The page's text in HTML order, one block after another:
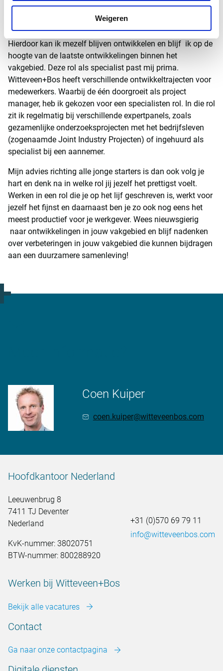
Weigeren
dat ik mijn werk bij Witteveen+Bos kan combineren met
één dag in de week werken aan de TU Delft. Hier geef ik
gastcolleges en begeleid studenten bij hun afstuderen.
Hierdoor kan ik mezelf blijven ontwikkelen en blijf ik op de
hoogte van de laatste ontwikkelingen binnen het
vakgebied. Deze rol als specialist past mij prima.
Witteveen+Bos heeft verschillende ontwikkeltrajecten voor
medewerkers. Waarbij de één doorgroeit als project
manager, heb ik gekozen voor een specialisten rol. In die rol
zit ik regelmatig bij verschillende expertpanels, zoals
gezamenlijke onderzoeksprojecten met het bedrijfsleven
(zogenaamde Joint Industry Projecten) of ingehuurd als
specialist bij een aannemer.
Mijn advies richting alle jonge starters is dan ook volg je
hart en denk na in welke rol jij jezelf het prettigst voelt.
Werken in een rol die je op het lijf geschreven is, werkt voor
jezelf het fijnst en daarnaast ben je zo ook nog eens het
meest productief voor je werkgever. Wees nieuwsgierig
naar ontwikkelingen in jouw vakgebied en blijf nadenken
over verbeteringen in jouw vakgebied die kunnen bijdragen
aan een duurzamere samenleving!
Coen Kuiper
coen.kuiper@witteveenbos.com
Hoofdkantoor Nederland
Leeuwenbrug 8
7411 TJ Deventer
Nederland
KvK-nummer: 38020751
BTW-nummer: 800288920
+31 (0)570 69 79 11
info@witteveenbos.com
Werken bij Witteveen+Bos
Bekijk alle vacatures
Contact
Ga naar onze contactpagina